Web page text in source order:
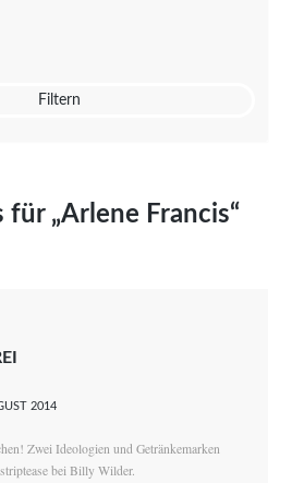
Filtern
für „Arlene Francis“
2014
Zwei Ideologien und Getränkemarken
bei Billy Wilder.